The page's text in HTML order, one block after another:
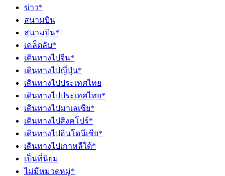
ข่าว*
สนามบิน
สนามบิน*
เคล็ดลับ*
เดินทางไปจีน*
เดินทางไปญี่ปุ่น*
เดินทางไปประเทศไทย
เดินทางไปประเทศไทย*
เดินทางไปมาเลเซีย*
เดินทางไปสิงคโปร์*
เดินทางไปอินโดนีเซีย*
เดินทางไปเกาหลีใต้*
เป็นที่นิยม
ไม่มีหมวดหมู่*